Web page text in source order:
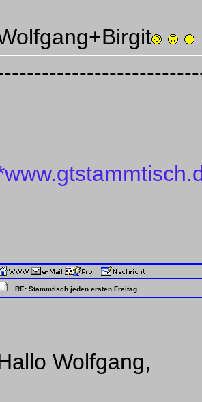
RE: Stammtisch jeden ersten Freitag
Wolfgang,